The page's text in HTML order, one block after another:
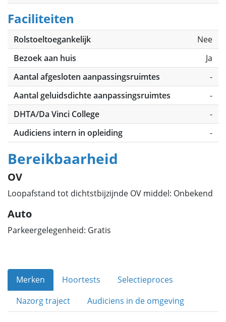
Faciliteiten
Rolstoeltoegankelijk
Nee
Bezoek aan huis
Ja
Aantal afgesloten aanpassingsruimtes
-
Aantal geluidsdichte aanpassingsruimtes
-
DHTA/Da Vinci College
-
Audiciens intern in opleiding
-
Bereikbaarheid
OV
Loopafstand tot dichtstbijzijnde OV middel: Onbekend
Auto
Parkeergelegenheid: Gratis
Merken Hoortests
Selectieproces
Nazorg traject
Audiciens in de omgeving